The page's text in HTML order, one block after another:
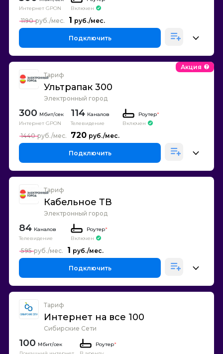
Интернет GPON
Включен
1
1190
Подключить
Тариф
Ультрапак 300
Электронный город
Акция
300
Интернет GPON
114 Каналов
Телевидение
Роутер*
Включен
720
1440
Подключить
Тариф
Кабельное ТВ
Электронный город
84 Каналов
Телевидение
Роутер*
Включен
1
595
Подключить
Тариф
Интернет на все 100
Сибирские Сети
100 Роутер*